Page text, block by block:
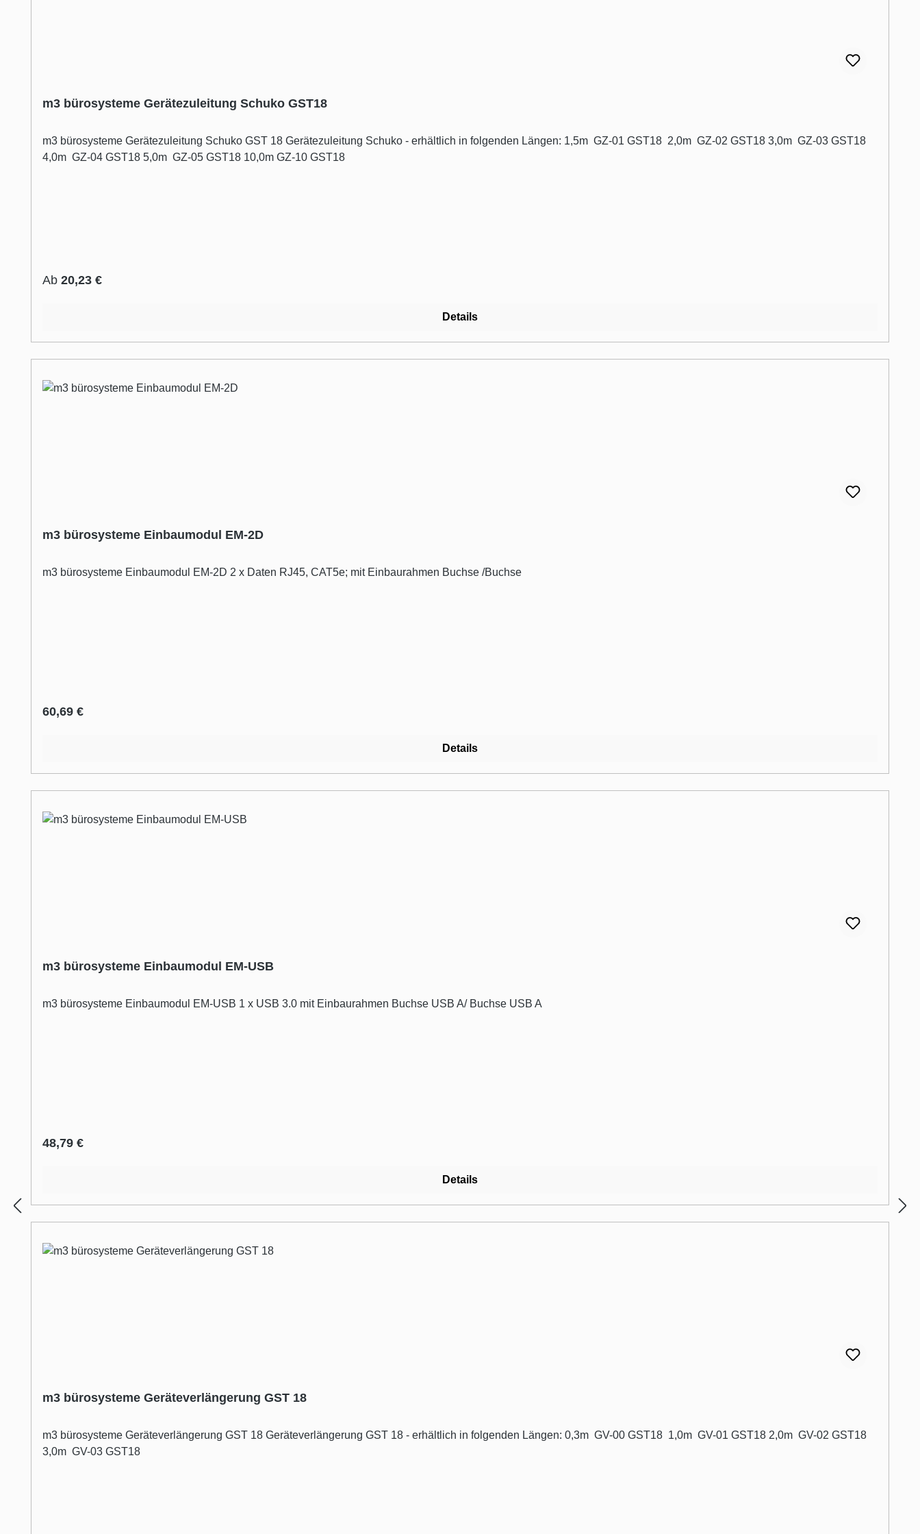
m3 bürosysteme Gerätezuleitung Schuko GST18
m3 bürosysteme Gerätezuleitung Schuko GST 18 Gerätezuleitung Schuko - erhältlich in folgenden Längen: 1,5m GZ-01 GST18 2,0m GZ-02 GST18 3,0m GZ-03 GST18
4,0m GZ-04 GST18 5,0m GZ-05 GST18 10,0m GZ-10 GST18
Regulärer Preis:
Ab 20,23 €
Details
m3 bürosysteme Einbaumodul EM-2D
m3 bürosysteme Einbaumodul EM-2D 2 x Daten RJ45, CAT5e; mit Einbaurahmen Buchse /Buchse
Regulärer Preis:
60,69 €
Details
m3 bürosysteme Einbaumodul EM-USB
m3 bürosysteme Einbaumodul EM-USB 1 x USB 3.0 mit Einbaurahmen Buchse USB A/ Buchse USB A
Regulärer Preis:
48,79 €
Details
m3 bürosysteme Geräteverlängerung GST 18
m3 bürosysteme Geräteverlängerung GST 18 Geräteverlängerung GST 18 - erhältlich in folgenden Längen: 0,3m GV-00 GST18 1,0m GV-01 GST18 2,0m GV-02 GST18
3,0m GV-03 GST18